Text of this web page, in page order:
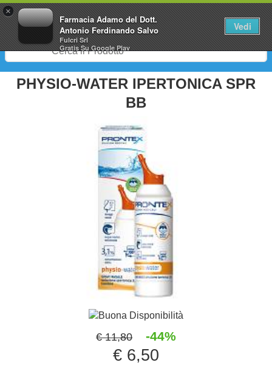
×
Farmacia Adamo del Dott.
Antonio Ferdinando Salvo
Fulcri Srl
GratisSu Google Play
Vedi
0
PHYSIO-WATER IPERTONICA SPR
BB
Buona Disponibilità
€ 11,80 -44%
€ 6,50